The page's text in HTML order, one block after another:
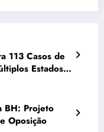
113 Casos de
Estados e
BH: Projeto
Oposição